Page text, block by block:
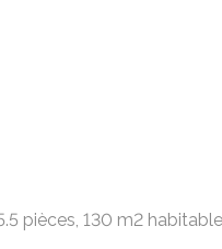
pièces, 130 m2